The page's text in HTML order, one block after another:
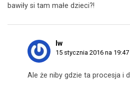
bawiły si tam małe dzieci?!
Iw
15 stycznia 2016 na 19:47
Ale że niby gdzie ta procesja i